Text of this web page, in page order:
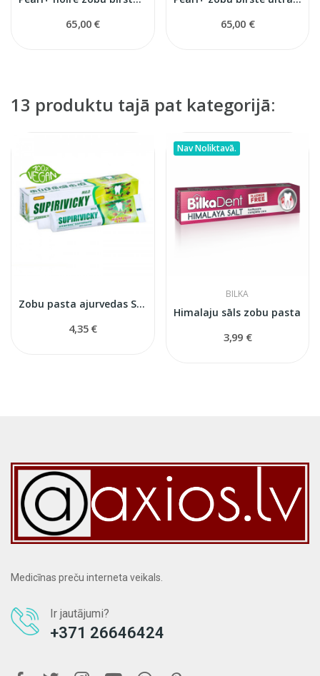
65,00 € 65,00 €
13 produktu tajā pat kategorijā:
Zobu pasta ajurvedas Supirivicki
4,35 €
Nav Noliktavā.
BILKA
Himalaju sāls zobu pasta
3,99 €
Medicīnas preču interneta veikals.
Ir jautājumi?
+371 26646424